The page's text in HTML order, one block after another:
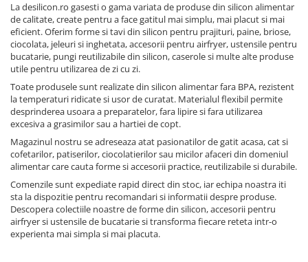
La desilicon.ro gasesti o gama variata de produse din silicon alimentar
de calitate, create pentru a face gatitul mai simplu, mai placut si mai
eficient. Oferim forme si tavi din silicon pentru prajituri, paine, briose,
ciocolata, jeleuri si inghetata, accesorii pentru airfryer, ustensile pentru
bucatarie, pungi reutilizabile din silicon, caserole si multe alte produse
utile pentru utilizarea de zi cu zi.
Toate produsele sunt realizate din silicon alimentar fara BPA, rezistent
la temperaturi ridicate si usor de curatat. Materialul flexibil permite
desprinderea usoara a preparatelor, fara lipire si fara utilizarea
excesiva a grasimilor sau a hartiei de copt.
Magazinul nostru se adreseaza atat pasionatilor de gatit acasa, cat si
cofetarilor, patiserilor, ciocolatierilor sau micilor afaceri din domeniul
alimentar care cauta forme si accesorii practice, reutilizabile si durabile.
Comenzile sunt expediate rapid direct din stoc, iar echipa noastra iti
sta la dispozitie pentru recomandari si informatii despre produse.
Descopera colectiile noastre de forme din silicon, accesorii pentru
airfryer si ustensile de bucatarie si transforma fiecare reteta intr-o
experienta mai simpla si mai placuta.